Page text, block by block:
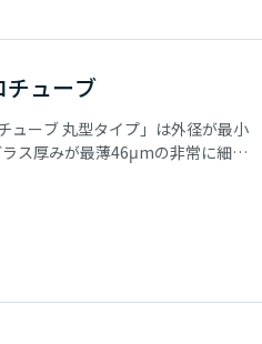
。角型は実装時のズレや脱落などの
チューブ
ューブ 丸型タイプ」は外径が最小
ス厚みが最薄46μmの非常に細